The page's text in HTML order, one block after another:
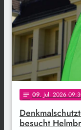
notes 09. Juli 2026
besucht